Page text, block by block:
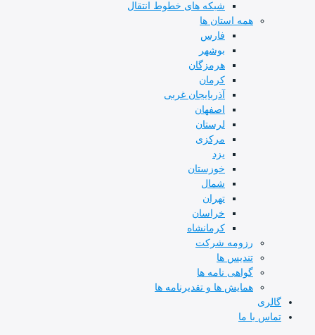
شبکه های خطوط انتقال
همه استان ها
فارس
بوشهر
هرمزگان
کرمان
آذربایجان غربی
اصفهان
لرستان
مرکزی
یزد
خوزستان
شمال
تهران
خراسان
کرمانشاه
رزومه شرکت
تندیس ها
گواهی نامه ها
همایش ها و تقدیرنامه ها
گالری
تماس با ما